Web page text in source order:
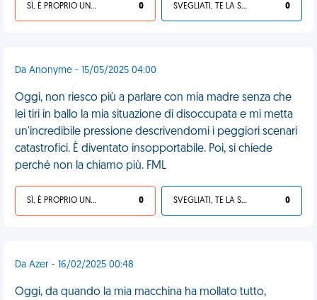
SÌ, È PROPRIO UNA VDM! 0 SVEGLIATI, TE LA SEI CERCATA! 0
Da Anonyme - 15/05/2025 04:00
Oggi, non riesco più a parlare con mia madre senza che
lei tiri in ballo la mia situazione di disoccupata e mi metta
un'incredibile pressione descrivendomi i peggiori scenari
catastrofici. È diventato insopportabile. Poi, si chiede
perché non la chiamo più. FML
SÌ, È PROPRIO UNA VDM! 0 SVEGLIATI, TE LA SEI CERCATA! 0
Da Azer - 16/02/2025 00:48
Oggi, da quando la mia macchina ha mollato tutto,